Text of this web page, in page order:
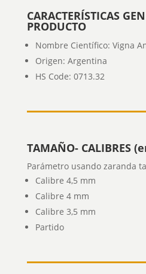
CARACTERÍSTICAS
PRODUCTO
Nombre Científico: Vigna
Origen: Argentina
HS Code: 0713.32
TAMAÑO- CALIBRES
Parámetro usando zaranda
Calibre 4,5 mm
Calibre 4 mm
Calibre 3,5 mm
Partido